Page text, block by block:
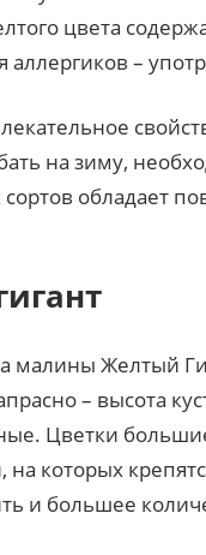
цвета
аллергиков –
на зиму,
обладает
малины Желтый
– высота
Цветки
на которых
и большее